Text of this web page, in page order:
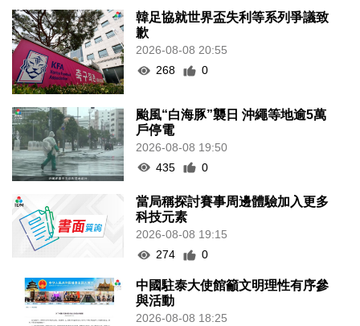
韓足協就世界盃失利等系列爭議致
歉
2026-08-08 20:55
268
0
颱風“白海豚”襲日 沖繩等地逾5萬
戶停電
2026-08-08 19:50
435
0
當局稱探討賽事周邊體驗加入更多
科技元素
2026-08-08 19:15
274
0
中國駐泰大使館籲文明理性有序參
與活動
2026-08-08 18:25